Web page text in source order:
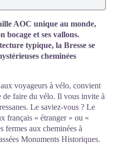
AOC unique au monde,
bocage et ses vallons.
typique, la Bresse se
cheminées
voyageurs à vélo, convient
de faire du vélo. Il vous invite à
Le saviez-vous ? Le
français « étranger » ou «
fermes aux cheminées à
Monuments Historiques.